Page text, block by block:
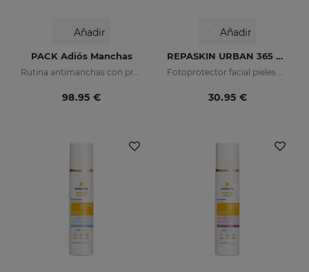
Añadir
PACK Adiós Manchas
Rutina antimanchas con protección solar
98.95 €
Añadir
REPASKIN URBAN 365 Pieles Grasas SPF50
Fotoprotector facial pieles grasas
30.95 €